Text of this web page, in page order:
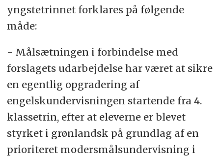
yngstetrinnet forklares på følgende
måde:
- Målsætningen i forbindelse med
forslagets udarbejdelse har været at sikre
en egentlig opgradering af
engelskundervisningen startende fra 4.
klassetrin, efter at eleverne er blevet
styrket i grønlandsk på grundlag af en
prioriteret modersmålsundervisning i